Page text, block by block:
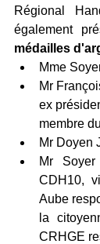
Régional
médailles
Mme
Mr
ex
membre
Mr Doyen
Mr
CDH10,
Aube
la
CRHGE